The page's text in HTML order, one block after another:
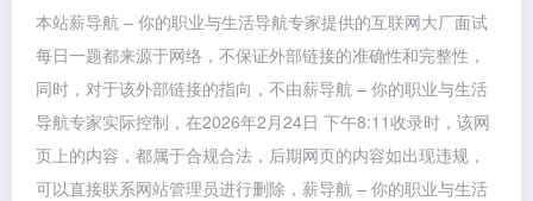
本站薪导航 – 你的职业与生活导航专家提供的互联网大厂面试
每日一题都来源于网络，不保证外部链接的准确性和完整性，
同时，对于该外部链接的指向，不由薪导航 – 你的职业与生活
导航专家实际控制，在2026年2月24日 下午8:11收录时，该网
页上的内容，都属于合规合法，后期网页的内容如出现违规，
可以直接联系网站管理员进行删除，薪导航 – 你的职业与生活